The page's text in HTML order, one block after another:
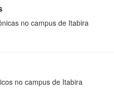
no campus de Itabira
no campus de Itabira